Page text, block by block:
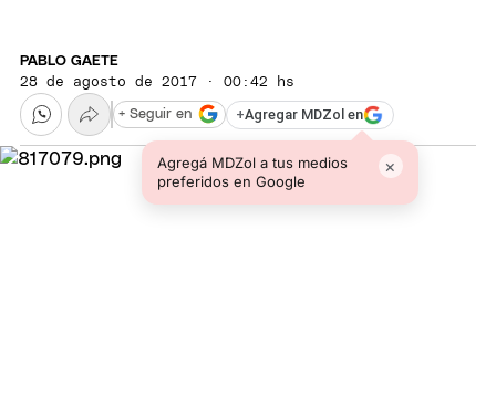
PABLO GAETE
28 de agosto de 2017 · 00:42 hs
+Agregar MDZol en
Agregá MDZol a tus medios
preferidos en Google
×
+ Seguir en